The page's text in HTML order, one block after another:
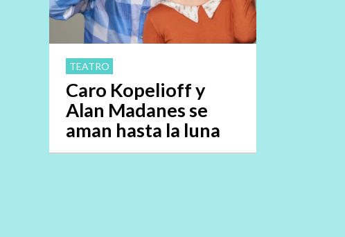
TEATRO
Caro Kopelioff y
Alan Madanes se
aman hasta la luna